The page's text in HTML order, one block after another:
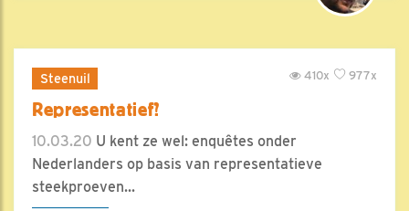
Steenuil 977x
410x
Representatief?
10.03.20 U kent ze wel: enquêtes onder
Nederlanders op basis van representatieve
steekproeven...